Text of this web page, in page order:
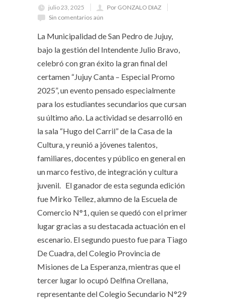
julio 23, 2025
Por GONZALO DIAZ
Sin comentarios aún
La Municipalidad de San Pedro de Jujuy,
bajo la gestión del Intendente Julio Bravo,
celebró con gran éxito la gran final del
certamen “Jujuy Canta – Especial Promo
2025”, un evento pensado especialmente
para los estudiantes secundarios que cursan
su último año. La actividad se desarrolló en
la sala “Hugo del Carril” de la Casa de la
Cultura, y reunió a jóvenes talentos,
familiares, docentes y público en general en
un marco festivo, de integración y cultura
juvenil. El ganador de esta segunda edición
fue Mirko Tellez, alumno de la Escuela de
Comercio N°1, quien se quedó con el primer
lugar gracias a su destacada actuación en el
escenario. El segundo puesto fue para Tiago
De Cuadra, del Colegio Provincia de
Misiones de La Esperanza, mientras que el
tercer lugar lo ocupó Delfina Orellana,
representante del Colegio Secundario N°29